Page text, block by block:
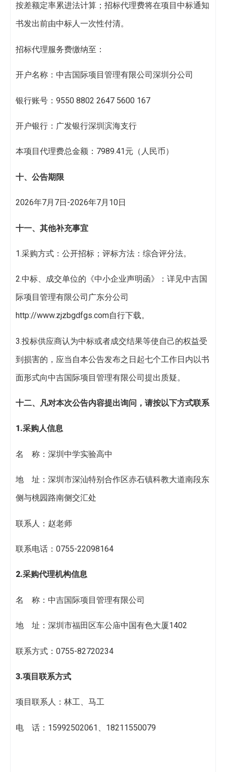
按差额定率累进法计算；招标代理费将在项目中标通知
书发出前由中标人一次性付清。
招标代理服务费缴纳至：
开户名称：中吉国际项目管理有限公司深圳分公司
银行账号：9550 8802 2647 5600 167
开户银行：广发银行深圳滨海支行
本项目代理费总金额：7989.41元（人民币）
十、 公告期限
2026年7月7日-2026年7月10日
十一、其他补充事宜
1.采购方式：公开招标；评标方法：综合评分法。
2.中标、成交单位的《中小企业声明函》：详见中吉国
际项目管理有限公司广东分公司
http://www.zjzbgdfgs.com自行下载。
3.投标供应商认为中标或者成交结果等使自己的权益受
到损害的，应当自本公告发布之日起七个工作日内以书
面形式向中吉国际项目管理有限公司提出质疑。
十二、凡对本次公告内容提出询问，请按以下方式联系
1.采购人信息
名 称：深圳中学实验高中
地 址：深圳市深汕特别合作区赤石镇科教大道南段东
侧与桃园路南侧交汇处
联系人：赵老师
联系电话：0755-22098164
2.采购代理机构信息
名 称：中吉国际项目管理有限公司
地 址：深圳市福田区车公庙中国有色大厦1402
联系方式：0755-82720234
3.项目联系方式
项目联系人：林工、马工
电 话：15992502061、18211550079